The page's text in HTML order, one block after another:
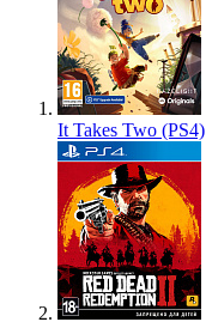
It Takes Two (PS4)